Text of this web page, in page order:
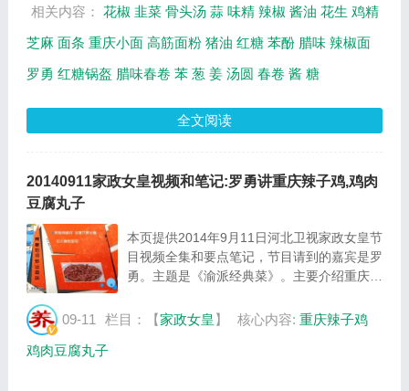
相关内容： 花椒 韭菜 骨头汤 蒜 味精 辣椒 酱油 花生 鸡精
芝麻 面条 重庆小面 高筋面粉 猪油 红糖 苯酚 腊味 辣椒面
罗勇 红糖锅盔 腊味春卷 苯 葱 姜 汤圆 春卷 酱 糖
全文阅读
20140911家政女皇视频和笔记:罗勇讲重庆辣子鸡,鸡肉
豆腐丸子
本页提供2014年9月11日河北卫视家政女皇节
目视频全集和要点笔记，节目请到的嘉宾是罗
勇。主题是《渝派经典菜》。主要介绍重庆辣
百年养生网家政女皇栏目提供视频全集的在线
09-11 栏目：【家政女皇 】 核心内容: 重庆辣子鸡
鸡肉豆腐丸子